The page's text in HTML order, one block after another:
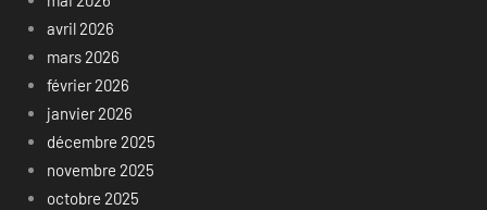
avril 2026
mars 2026
février 2026
janvier 2026
décembre 2025
novembre 2025
octobre 2025